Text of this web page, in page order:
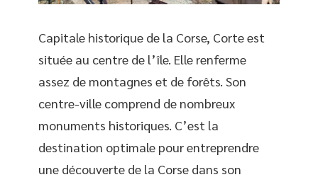
Capitale historique de la Corse, Corte est
située au centre de l’île. Elle renferme
assez de montagnes et de forêts. Son
centre-ville comprend de nombreux
monuments historiques. C’est la
destination optimale pour entreprendre
une découverte de la Corse dans son